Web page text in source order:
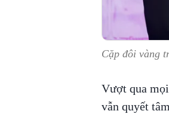
Cặp đôi vàng
Vượt qua
vẫn quyết